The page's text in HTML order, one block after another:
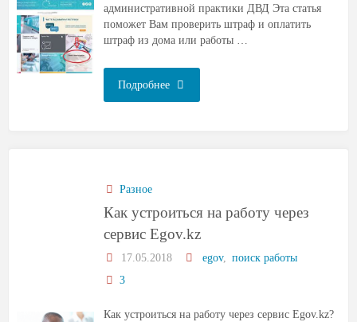
административной практики ДВД Эта статья
поможет Вам проверить штраф и оплатить
штраф из дома или работы …
Подробнее
Разное
Как устроиться на работу через
сервис Egov.kz
17.05.2018 egov,
поиск работы
3
Как устроиться на работу через сервис Egov.kz?